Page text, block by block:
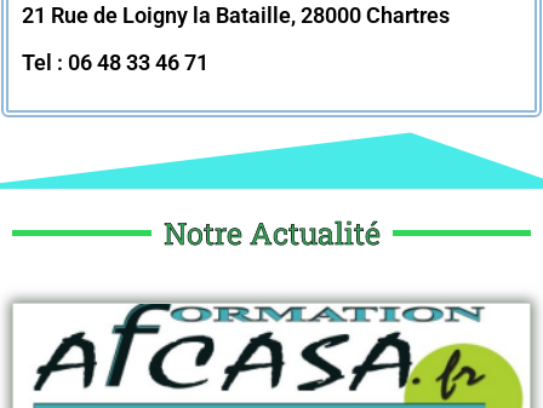
21 Rue de Loigny la Bataille, 28000 Chartres
Tel : 06 48 33 46 71
Notre Actualité